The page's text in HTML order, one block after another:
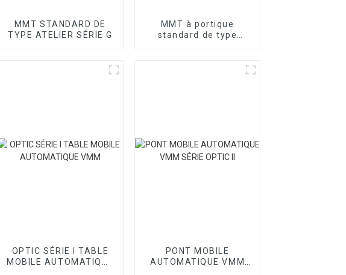
MMT STANDARD DE
TYPE ATELIER SÉRIE G
MMT à portique
standard de type
OPTIC SÉRIE I TABLE
MOBILE AUTOMATIQUE
PONT MOBILE
AUTOMATIQUE VMM